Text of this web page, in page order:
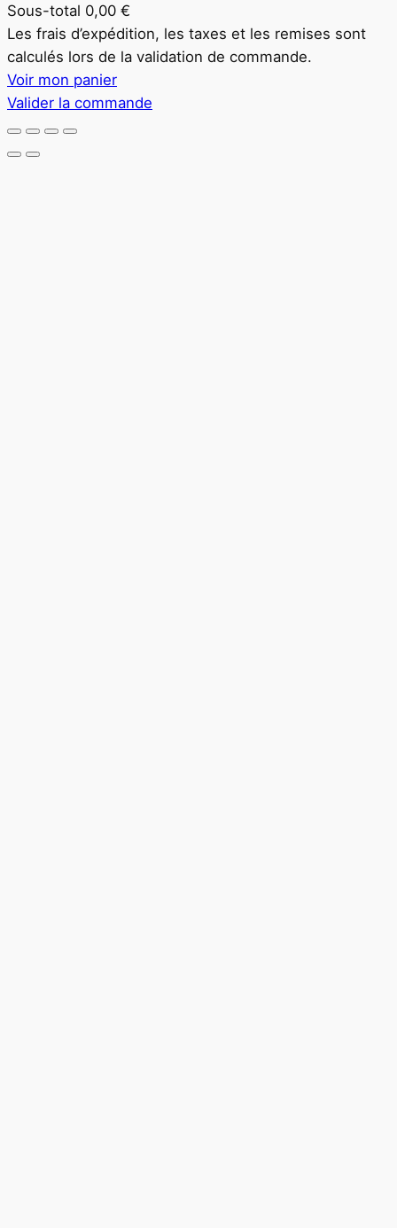
Produits
dans
le
panier
Sous-total 0,00 €
Les frais d’expédition, les taxes et les remises sont
calculés lors de la validation de commande.
Voir mon panier
Valider la commande